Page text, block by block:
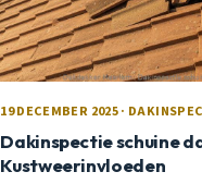
19 DECEMBER 2025 ·
Dakinspectie schuine
Kustweerinvloeden